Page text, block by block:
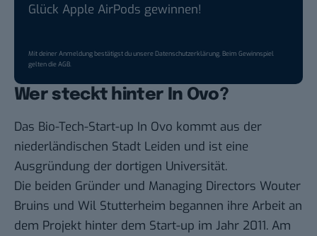
Glück Apple AirPods gewinnen!
Mit deiner Anmeldung bestätigst du unsereDatenschutzerklärung. Beim Gewinnspiel
gelten dieAGB.
Wer steckt hinter In Ovo?
Das Bio-Tech-Start-up In Ovo kommt aus der
niederländischen Stadt Leiden und ist eine
Ausgründung der dortigen Universität.
Die beiden Gründer und Managing Directors Wouter
Bruins und Wil Stutterheim begannen ihre Arbeit an
dem Projekt hinter dem Start-up im Jahr 2011. Am